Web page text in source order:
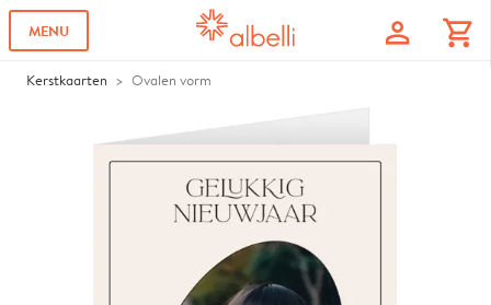
MENU profile shopping_cart
Kerstkaarten Ovalen vorm